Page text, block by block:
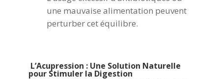
une mauvaise alimentation peuvent
perturber cet équilibre.
L’Acupression : Une Solution Naturelle
pour Stimuler la Digestion